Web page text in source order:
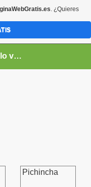
!Ecuador Conocelo vivelo!
Pichincha
. ¿Quieres